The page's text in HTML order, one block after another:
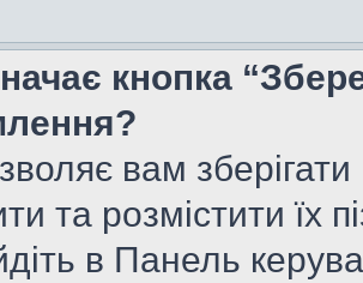
кнопка
вам
та розмістити їх
в Панель